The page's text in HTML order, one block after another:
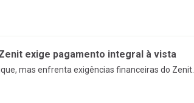
exige pagamento integral à vista
mas enfrenta exigências financeiras do Zenit.